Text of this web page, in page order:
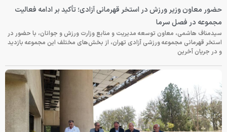
حضور معاون وزیر ورزش در استخر قهرمانی آزادی؛ تأکید بر ادامه فعالیت
مجموعه در فصل سرما
سیدمناف هاشمی، معاون توسعه مدیریت و منابع وزارت ورزش و جوانان، با حضور در
استخر قهرمانی مجموعه ورزشی آزادی تهران، از بخش‌های مختلف این مجموعه بازدید
و در جریان آخرین